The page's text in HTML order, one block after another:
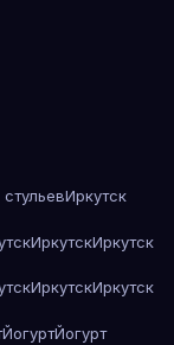
Иркутск
ИркутскИркутск
ИркутскИркутск
ЙогуртЙогурт